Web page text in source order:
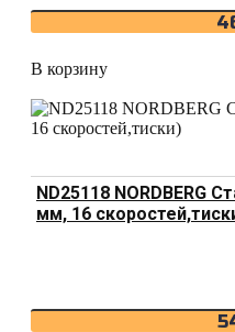
В корзину
ND25118 NORDBERG
мм, 16